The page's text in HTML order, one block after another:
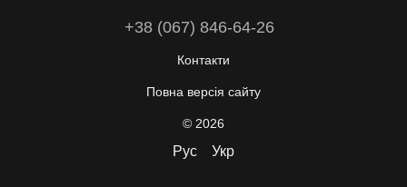
+38 (067) 846-64-26
Контакти
Повна версія сайту
© 2026
Рус Укр